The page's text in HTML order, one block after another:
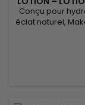
POUR
Conçu pour
éclat naturel,
Lotion est un lait
les peaux en
associe l’Huile